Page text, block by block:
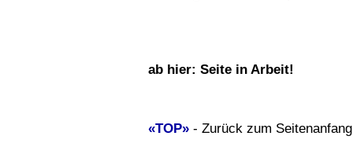
ab hier: Seite in Arbeit!
«TOP» - Zurück zum